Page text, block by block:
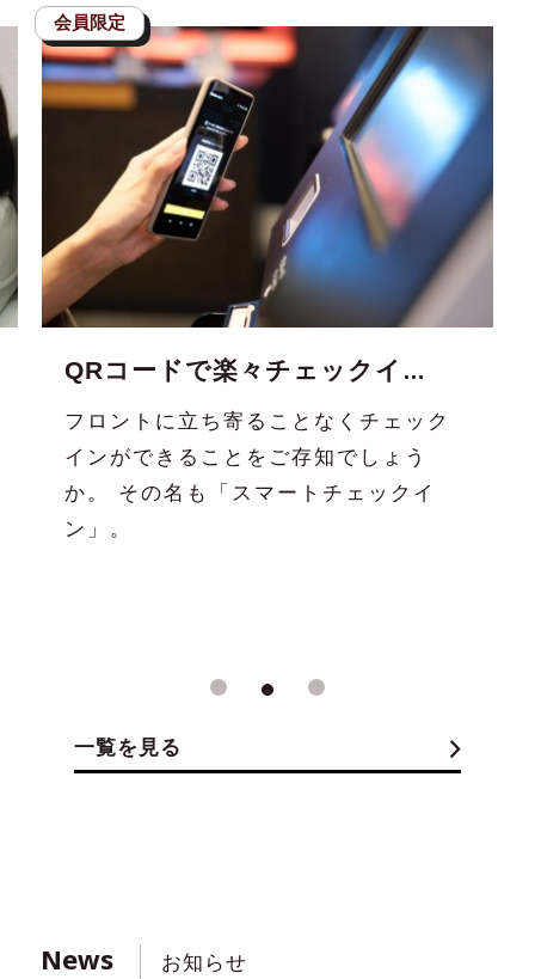
QRコードで楽々チェックイン！「スマートチェックイン」のススメ
フロントに立ち寄ることなくチェック
インができることをご存知でしょう
か。 その名も「スマートチェックイ
ン」。
一覧を見る
News お知らせ